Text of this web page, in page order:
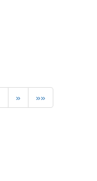
» »»